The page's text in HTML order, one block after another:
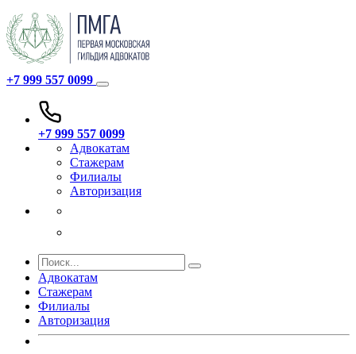
+7 999 557 0099
+7 999 557 0099
Адвокатам
Стажерам
Филиалы
Авторизация
Адвокатам
Стажерам
Филиалы
Авторизация